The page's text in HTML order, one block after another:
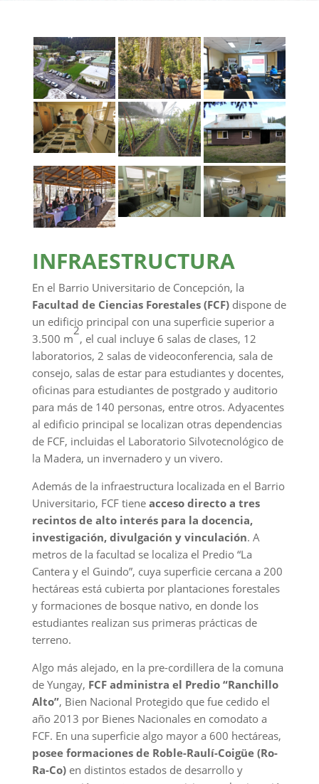
INFRAESTRUCTURA
En el Barrio Universitario de Concepción, la
Facultad de Ciencias Forestales (FCF)dispone de
un edificio principal con una superficie superior a
3.500 m
2
, el cual incluye 6 salas de clases, 12
laboratorios, 2 salas de videoconferencia, sala de
consejo, salas de estar para estudiantes y docentes,
oficinas para estudiantes de postgrado y auditorio
para más de 140 personas, entre otros. Adyacentes
al edificio principal se localizan otras dependencias
de FCF, incluidas el Laboratorio Silvotecnológico de
la Madera, un invernadero y un vivero.
Además de la infraestructura localizada en el Barrio
Universitario, FCF tiene acceso directo a tres
recintos de alto interés para la docencia,
investigación, divulgación y vinculación. A
metros de la facultad se localiza el Predio “La
Cantera y el Guindo”, cuya superficie cercana a 200
hectáreas está cubierta por plantaciones forestales
y formaciones de bosque nativo, en donde los
estudiantes realizan sus primeras prácticas de
terreno.
Algo más alejado, en la pre-cordillera de la comuna
de Yungay, FCF administra el Predio “Ranchillo
Alto”, Bien Nacional Protegido que fue cedido el
año 2013 por Bienes Nacionales en comodato a
FCF. En una superficie algo mayor a 600 hectáreas,
posee formaciones de Roble-Raulí-Coigüe (Ro-
Ra-Co)en distintos estados de desarrollo y